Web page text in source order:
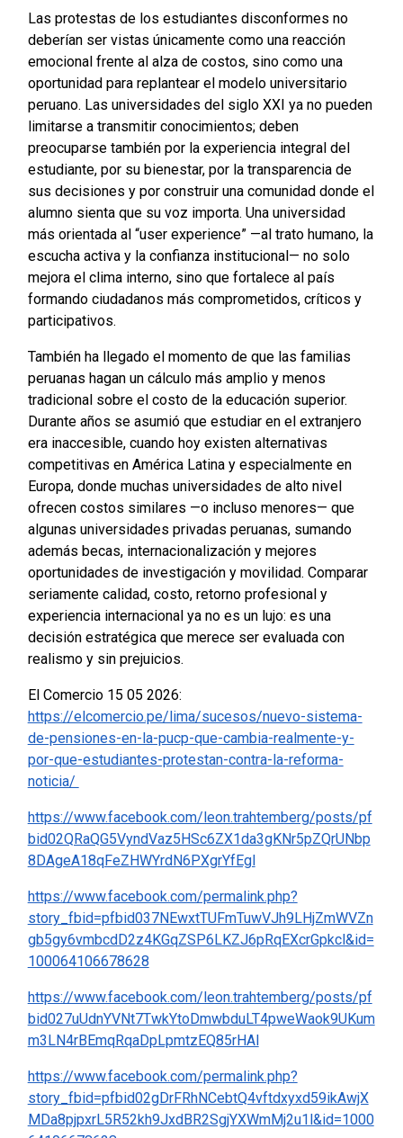
Las protestas de los estudiantes disconformes no
deberían ser vistas únicamente como una reacción
emocional frente al alza de costos, sino como una
oportunidad para replantear el modelo universitario
peruano. Las universidades del siglo XXI ya no pueden
limitarse a transmitir conocimientos; deben
preocuparse también por la experiencia integral del
estudiante, por su bienestar, por la transparencia de
sus decisiones y por construir una comunidad donde el
alumno sienta que su voz importa. Una universidad
más orientada al “user experience” —al trato humano, la
escucha activa y la confianza institucional— no solo
mejora el clima interno, sino que fortalece al país
formando ciudadanos más comprometidos, críticos y
participativos.
También ha llegado el momento de que las familias
peruanas hagan un cálculo más amplio y menos
tradicional sobre el costo de la educación superior.
Durante años se asumió que estudiar en el extranjero
era inaccesible, cuando hoy existen alternativas
competitivas en América Latina y especialmente en
Europa, donde muchas universidades de alto nivel
ofrecen costos similares —o incluso menores— que
algunas universidades privadas peruanas, sumando
además becas, internacionalización y mejores
oportunidades de investigación y movilidad. Comparar
seriamente calidad, costo, retorno profesional y
experiencia internacional ya no es un lujo: es una
decisión estratégica que merece ser evaluada con
realismo y sin prejuicios.
El Comercio 15 05 2026:
https://elcomercio.pe/lima/sucesos/nuevo-sistema-
de-pensiones-en-la-pucp-que-cambia-realmente-y-
por-que-estudiantes-protestan-contra-la-reforma-
noticia/
https://www.facebook.com/leon.trahtemberg/posts/pf
bid02QRaQG5VyndVaz5HSc6ZX1da3gKNr5pZQrUNbp
8DAgeA18qFeZHWYrdN6PXgrYfEgl
https://www.facebook.com/permalink.php?
story_fbid=pfbid037NEwxtTUFmTuwVJh9LHjZmWVZn
gb5gy6vmbcdD2z4KGqZSP6LKZJ6pRqEXcrGpkcl&id=
100064106678628
https://www.facebook.com/leon.trahtemberg/posts/pf
bid027uUdnYVNt7TwkYtoDmwbduLT4pweWaok9UKum
m3LN4rBEmqRqaDpLpmtzEQ85rHAl
https://www.facebook.com/permalink.php?
story_fbid=pfbid02gDrFRhNCebtQ4vftdxyxd59ikAwjX
MDa8pjpxrL5R52kh9JxdBR2SgjYXWmMj2u1l&id=1000